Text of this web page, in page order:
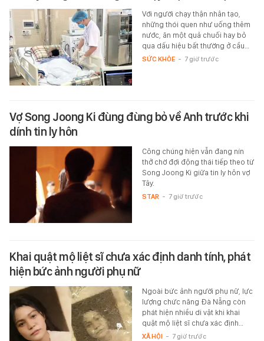
Với người chạy thận nhân tạo,
những thói quen như uống thêm
nước, ăn một quả chuối hay bỏ
qua dấu hiệu bất thường ở cầu…
SỨC KHỎE - 7 giờ trước
Vợ Song Joong Ki đùng đùng bỏ về Anh trước khi
dính tin ly hôn
Công chúng hiện vẫn đang nín
thở chờ đợi động thái tiếp theo từ
Song Joong Ki giữa tin ly hôn vợ
Tây.
STAR - 7 giờ trước
Khai quật mộ liệt sĩ chưa xác định danh tính, phát
hiện bức ảnh người phụ nữ
Ngoài bức ảnh người phụ nữ, lực
lượng chức năng Đà Nẵng còn
phát hiện nhiều di vật khi khai
quật mộ liệt sĩ chưa xác định…
XÃ HỘI - 7 giờ trước